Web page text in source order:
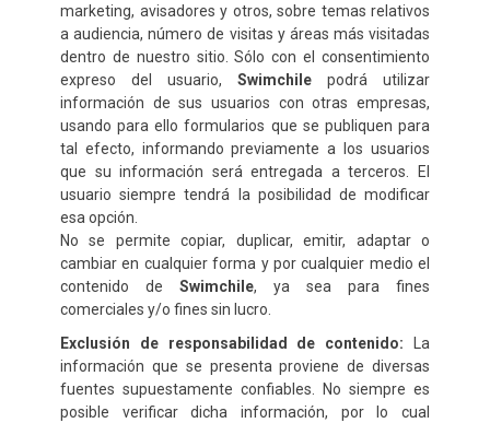
marketing, avisadores y otros, sobre temas relativos
a audiencia, número de visitas y áreas más visitadas
dentro de nuestro sitio. Sólo con el consentimiento
expreso del usuario, Swimchile podrá utilizar
información de sus usuarios con otras empresas,
usando para ello formularios que se publiquen para
tal efecto, informando previamente a los usuarios
que su información será entregada a terceros. El
usuario siempre tendrá la posibilidad de modificar
esa opción.
No se permite copiar, duplicar, emitir, adaptar o
cambiar en cualquier forma y por cualquier medio el
contenido de Swimchile, ya sea para fines
comerciales y/o fines sin lucro.
Exclusión de responsabilidad de contenido: La
información que se presenta proviene de diversas
fuentes supuestamente confiables. No siempre es
posible verificar dicha información, por lo cual